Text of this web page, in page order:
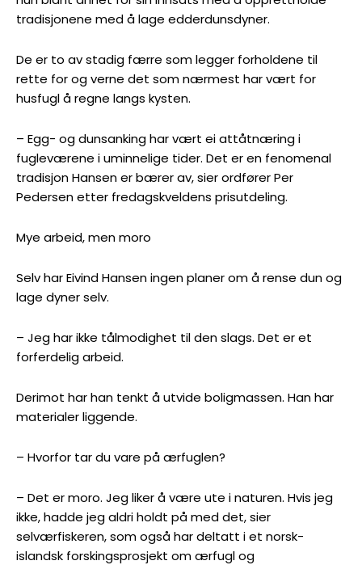
tradisjonene med å lage edderdunsdyner.
De er to av stadig færre som legger forholdene til
rette for og verne det som nærmest har vært for
husfugl å regne langs kysten.
– Egg- og dunsanking har vært ei attåtnæring i
fugleværene i uminnelige tider. Det er en fenomenal
tradisjon Hansen er bærer av, sier ordfører Per
Pedersen etter fredagskveldens prisutdeling.
Mye arbeid, men moro
Selv har Eivind Hansen ingen planer om å rense dun og
lage dyner selv.
– Jeg har ikke tålmodighet til den slags. Det er et
forferdelig arbeid.
Derimot har han tenkt å utvide boligmassen. Han har
materialer liggende.
– Hvorfor tar du vare på ærfuglen?
– Det er moro. Jeg liker å være ute i naturen. Hvis jeg
ikke, hadde jeg aldri holdt på med det, sier
selværfiskeren, som også har deltatt i et norsk-
islandsk forskingsprosjekt om ærfugl og